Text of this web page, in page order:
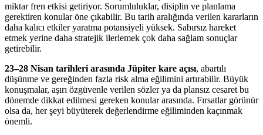
miktar fren etkisi getiriyor. Sorumluluklar, disiplin ve planlama
gerektiren konular öne çıkabilir. Bu tarih aralığında verilen kararların
daha kalıcı etkiler yaratma potansiyeli yüksek. Sabırsız hareket
etmek yerine daha stratejik ilerlemek çok daha sağlam sonuçlar
getirebilir.
23–28 Nisan tarihleri arasında Jüpiter kare açısı, abartılı
düşünme ve gereğinden fazla risk alma eğilimini artırabilir. Büyük
konuşmalar, aşırı özgüvenle verilen sözler ya da plansız cesaret bu
dönemde dikkat edilmesi gereken konular arasında. Fırsatlar görünür
olsa da, her şeyi büyüterek değerlendirme eğiliminden kaçınmak
önemli.